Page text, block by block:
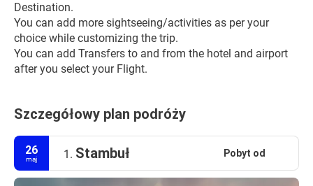
Destination.
You can add more sightseeing/activities as per your
choice while customizing the trip.
You can add Transfers to and from the hotel and airport
after you select your Flight.
Szczegółowy plan podróży
26
maj 1. Stambuł Pobyt od